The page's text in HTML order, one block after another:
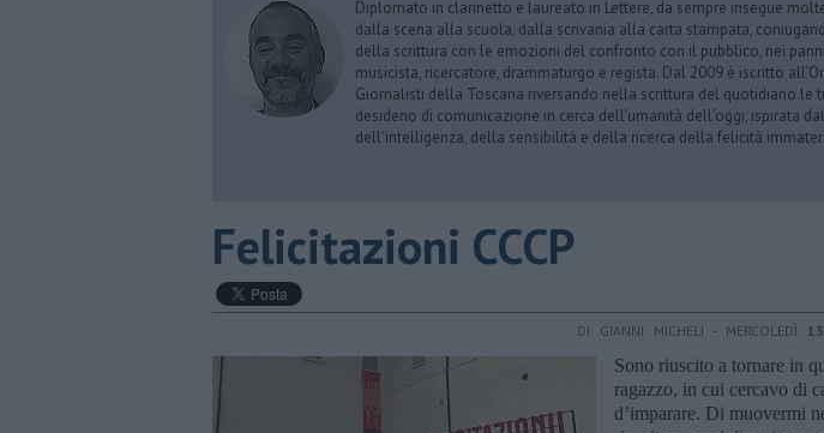
Diplomato in clarinetto e laureato in Lettere, da sempre insegue
dalla scena alla scuola, dalla scrivania alla carta stampata,
della scrittura con le emozioni del confronto con il pubblico, nei
musicista, ricercatore, drammaturgo e regista. Dal 2009 è iscritto
Giornalisti della Toscana riversando nella scrittura del quotidiano le
desiderio di comunicazione in cerca dell’umanità dell’oggi, ispirata
dell’intelligenza, della sensibilità e della ricerca della felicità
Felicitazioni CCCP
DI GIANNI MICHELI - MERCOLEDÌ
Sono riuscito a tornare in
ragazzo, in cui cercavo di
d’imparare. Di muovermi